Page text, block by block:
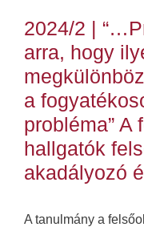
2024/2 |
arra, hogy
a
probléma” A
hallgatók
akadályozó
A tanulmány a